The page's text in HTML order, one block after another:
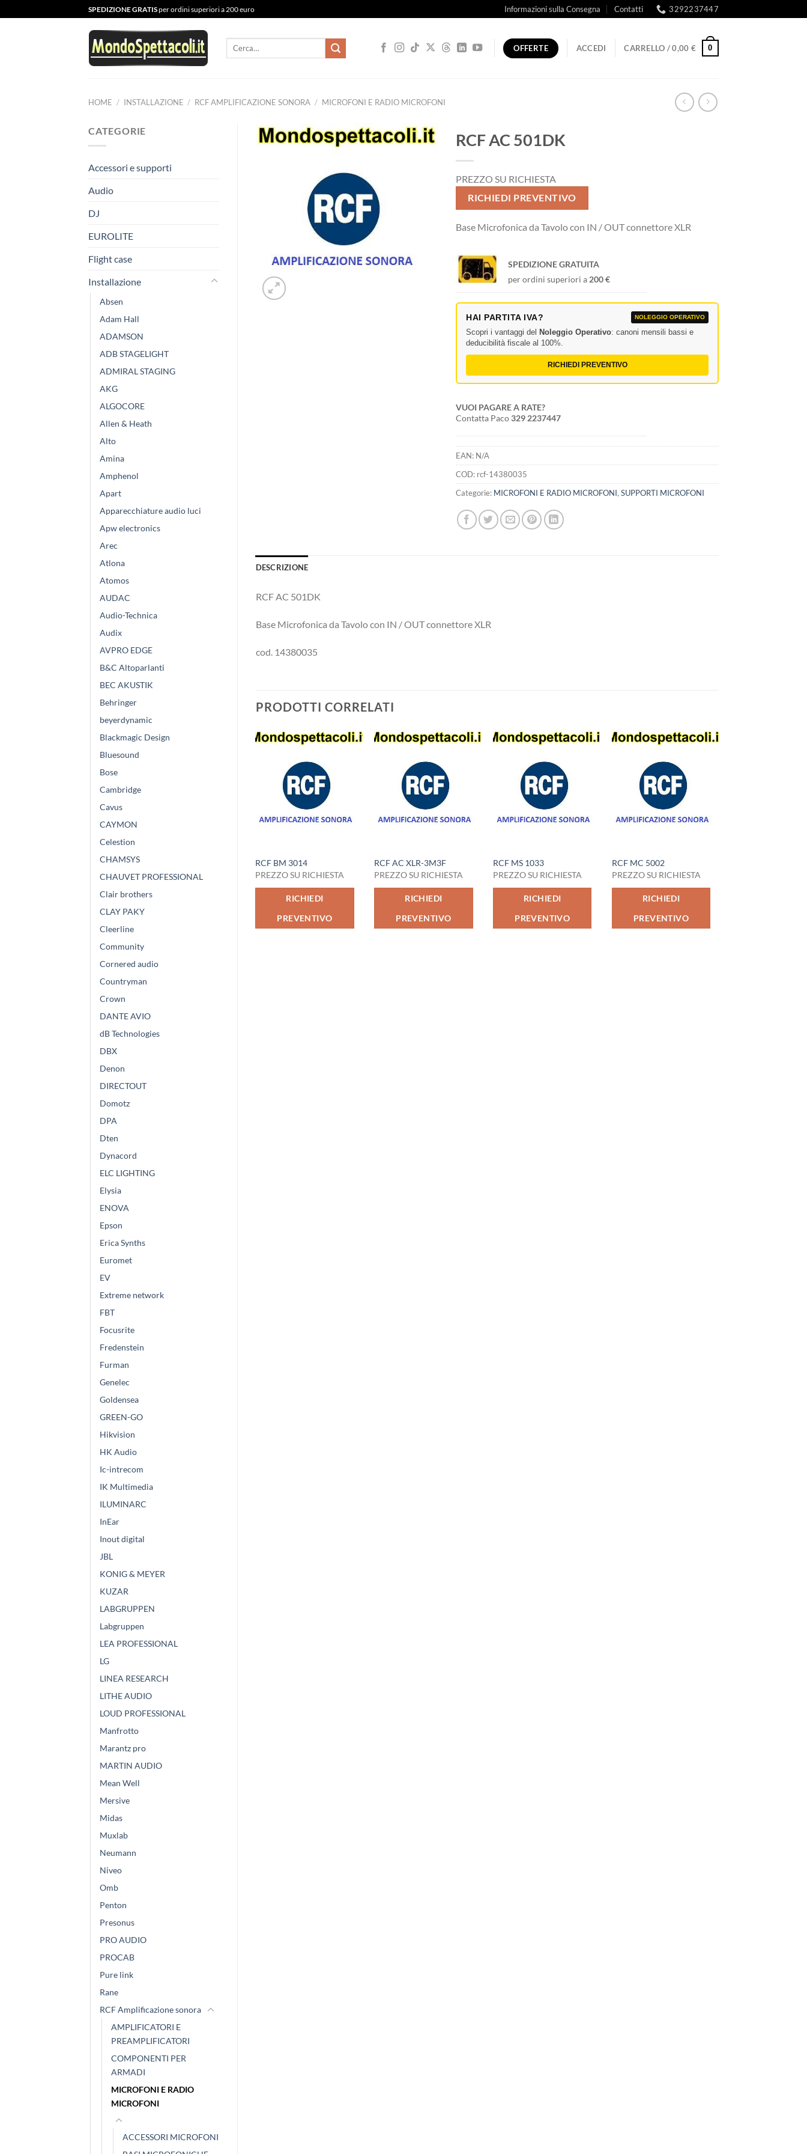
ai
SPEDIZIONE GRATISper ordini superiori a 200 euro Informazioni sulla Consegna Contatti 3292237447
Cerca: OFFERTE ACCEDI CARRELLO /0,00 € 0
HOME / INSTALLAZIONE / RCF AMPLIFICAZIONE SONORA / MICROFONI E RADIO MICROFONI
CATEGORIE
Accessori e supporti
Audio
DJ
EUROLITE
Flight case
Installazione
Absen
Adam Hall
ADAMSON
ADB STAGELIGHT
ADMIRAL STAGING
AKG
ALGOCORE
Allen & Heath
Alto
Amina
Amphenol
Apart
Apparecchiature audio luci
Apw electronics
Arec
Atlona
Atomos
AUDAC
Audio-Technica
Audix
AVPRO EDGE
B&C Altoparlanti
BEC AKUSTIK
Behringer
beyerdynamic
Blackmagic Design
Bluesound
Bose
Cambridge
Cavus
CAYMON
Celestion
CHAMSYS
CHAUVET PROFESSIONAL
Clair brothers
CLAY PAKY
Cleerline
Community
Cornered audio
Countryman
Crown
DANTE AVIO
dB Technologies
DBX
Denon
DIRECTOUT
Domotz
DPA
Dten
Dynacord
ELC LIGHTING
Elysia
ENOVA
Epson
Erica Synths
Euromet
EV
Extreme network
FBT
Focusrite
Fredenstein
Furman
Genelec
Goldensea
GREEN-GO
Hikvision
HK Audio
Ic-intrecom
IK Multimedia
ILUMINARC
InEar
Inout digital
JBL
KONIG & MEYER
KUZAR
LABGRUPPEN
Labgruppen
LEA PROFESSIONAL
LG
LINEA RESEARCH
LITHE AUDIO
LOUD PROFESSIONAL
Manfrotto
Marantz pro
MARTIN AUDIO
Mean Well
Mersive
Midas
Muxlab
Neumann
Niveo
Omb
Penton
Presonus
PRO AUDIO
PROCAB
Pure link
Rane
RCF Amplificazione sonora
AMPLIFICATORI E
PREAMPLIFICATORI
COMPONENTI PER
ARMADI
MICROFONI E RADIO
MICROFONI
ACCESSORI MICROFONI
RCF AC 501DK
PREZZO SU RICHIESTA
RICHIEDI PREVENTIVO
Base Microfonica da Tavolo con IN / OUT connettore XLR
SPEDIZIONE GRATUITA
per ordini superiori a 200 €
HAI PARTITA IVA? NOLEGGIO OPERATIVO
Scopri i vantaggi del Noleggio Operativo: canoni mensili bassi e
deducibilità fiscale al 100%.
RICHIEDI PREVENTIVO
VUOI PAGARE A RATE?
Contatta Paco329 2237447
EAN: N/A
COD: rcf-14380035
Categorie: MICROFONI E RADIO MICROFONI,SUPPORTI MICROFONI
DESCRIZIONE
RCF AC 501DK
Base Microfonica da Tavolo con IN / OUT connettore XLR
cod. 14380035
PRODOTTI CORRELATI
RCF BM 3014
PREZZO SU RICHIESTA
RICHIEDI
PREVENTIVO
RCF AC XLR-3M3F
PREZZO SU RICHIESTA
RICHIEDI
PREVENTIVO
RCF MS 1033
PREZZO SU RICHIESTA
RICHIEDI
PREVENTIVO
RCF MC 5002
PREZZO SU RICHIESTA
RICHIEDI
PREVENTIVO
PREZZO SU RICHIESTA
RCF AC MIC DK
PREZZO SU RICHIESTA